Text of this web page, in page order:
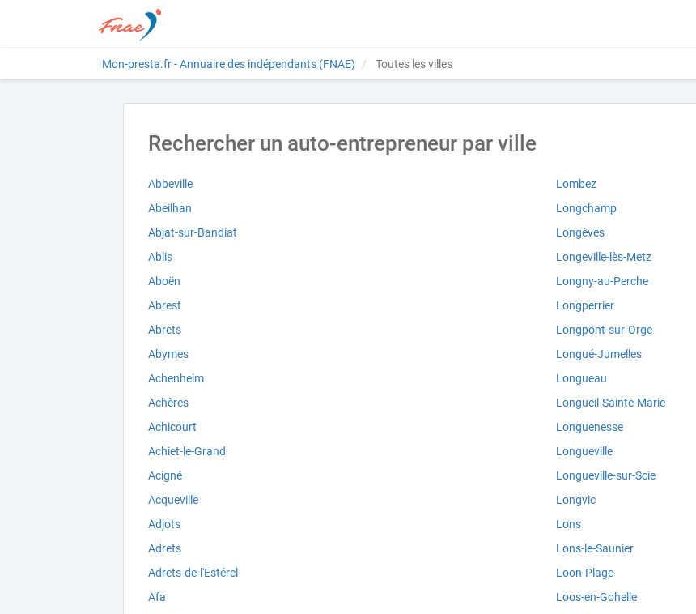
Mon-presta.fr - Annuaire des indépendants (FNAE) Toutes les villes
Rechercher un auto-entrepreneur par ville
Abbeville
Abeilhan
Abjat-sur-Bandiat
Ablis
Aboën
Abrest
Abrets
Abymes
Achenheim
Achères
Achicourt
Achiet-le-Grand
Acigné
Acqueville
Adjots
Adrets
Adrets-de-l'Estérel
Afa
Lombez
Longchamp
Longèves
Longeville-lès-Metz
Longny-au-Perche
Longperrier
Longpont-sur-Orge
Longué-Jumelles
Longueau
Longueil-Sainte-Marie
Longuenesse
Longueville
Longueville-sur-Scie
Longvic
Lons
Lons-le-Saunier
Loon-Plage
Loos-en-Gohelle